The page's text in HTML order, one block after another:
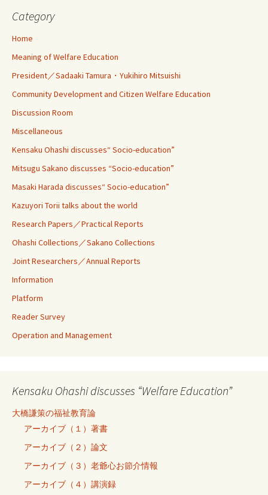
Category
Home
Meaning of Welfare Education
President／Sadaaki Tamura・Yukihiro Mitsuishi
Community Development and Citizen Welfare Education
Discussion Room
Miscellaneous
Kensaku Ohashi discusses“ Socio-education”
Mitsugu Sakano discusses “Socio-education”
Masaki Harada discusses“ Socio-education”
Kazuyori Torii talks about the world
Research Papers／Practical Reports
Ohashi Collections／Sakano Collections
Joint Researchers／Annual Reports
Information
Platform
Reader Survey
Operation and Management
Kensaku Ohashi discusses “Welfare Education”
大橋謙策の福祉教育論
アーカイブ（１）著書
アーカイブ（２）論文
アーカイブ（３）老爺心お節介情報
アーカイブ（４）講演録